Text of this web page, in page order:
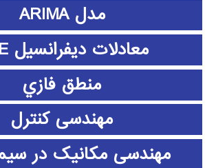
مدل ARIMA
معادلات دیفرانسیل ODE
منطق فازي
مهندسی کنترل
مهندسی مکانیک در